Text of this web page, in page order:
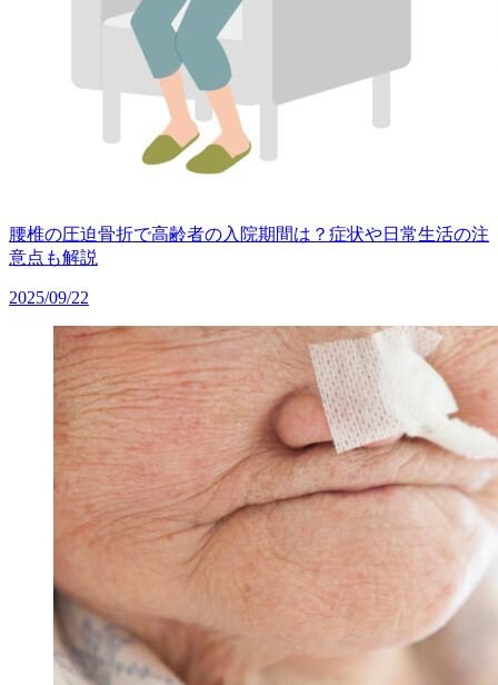
腰椎の圧迫骨折で高齢者の入院期間は？症状や日常生活の注
意点も解説
2025/09/22